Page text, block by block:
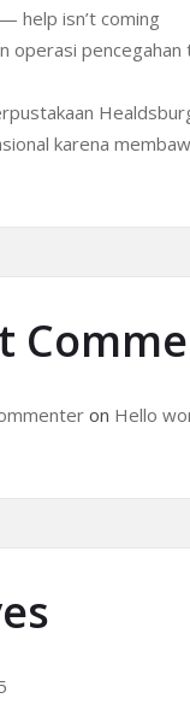
help isn’t coming
operasi
karena
on Hello